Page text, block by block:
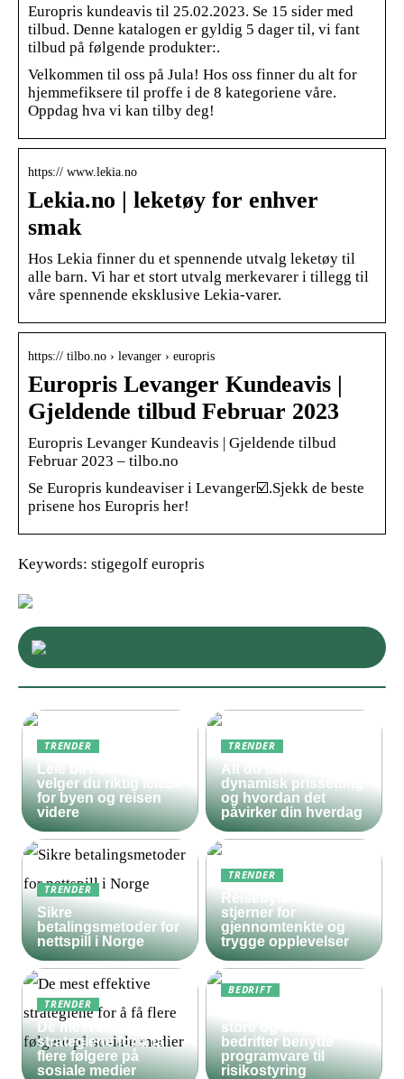
Europris kundeavis til 25.02.2023. Se 15 sider med
tilbud. Denne katalogen er gyldig 5 dager til, vi fant
tilbud på følgende produkter:.
Velkommen til oss på Jula! Hos oss finner du alt for
hjemmefiksere til proffe i de 8 kategoriene våre.
Oppdag hva vi kan tilby deg!
https:// www.lekia.no
Lekia.no | leketøy for enhver
smak
Hos Lekia finner du et spennende utvalg leketøy til
alle barn. Vi har et stort utvalg merkevarer i tillegg til
våre spennende eksklusive Lekia-varer.
https:// tilbo.no › levanger › europris
Europris Levanger Kundeavis |
Gjeldende tilbud Februar 2023
Europris Levanger Kundeavis | Gjeldende tilbud
Februar 2023 – tilbo.no
Se Europris kundeaviser i Levanger☑️.Sjekk de beste
prisene hos Europris her!
Keywords: stigegolf europris
TRENDER
Leie bil i Oslo – slik
velger du riktig leiebil
for byen og reisen
videre
TRENDER
Alt du bør vite om
dynamisk prissetting
og hvordan det
påvirker din hverdag
TRENDER
Sikre
betalingsmetoder for
nettspill i Norge
TRENDER
Reisebyrå med 5
stjerner for
gjennomtenkte og
trygge opplevelser
TRENDER
De mest effektive
strategiene for å få
flere følgere på
sosiale medier
BEDRIFT
store og små
bedrifter benytte
programvare til
risikostyring